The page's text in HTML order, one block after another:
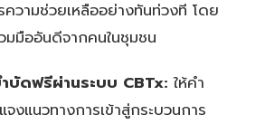
วามช่วยเหลืออย่างทันท่วงที โดย
มมืออันดีจากคนในชุมชน
บัดฟรีผ่านระบบ CBTx: ให้คำ
งแนวทางการเข้าสู่กระบวนการ